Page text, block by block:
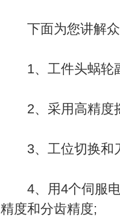
下面为您讲解众
1、工件头蜗轮
2、采用高精度
3、工位切换和
4、用4个伺服电
精度和分齿精度;